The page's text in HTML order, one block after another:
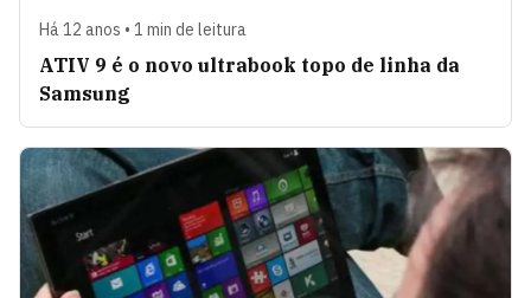
Há 12 anos • 1 min de leitura
ATIV 9 é o novo ultrabook topo de linha da
Samsung